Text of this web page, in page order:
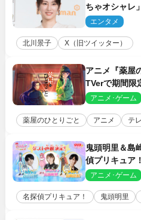
ちゃオシャレ
エンタメ
北川景子 X（旧ツイッター）
アニメ『薬屋
TVerで期間限
アニメ･ゲーム
薬屋のひとりごと アニメ テ
鬼頭明里＆島
偵プリキュア
スト声優に決定
アニメ･ゲーム
名探偵プリキュア！ 鬼頭明里